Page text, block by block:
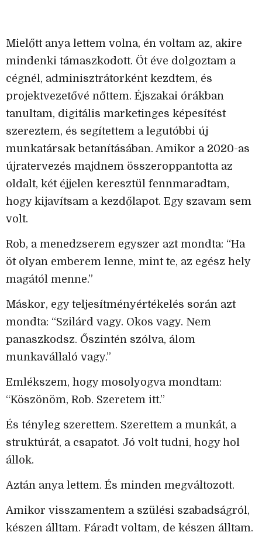
Mielőtt anya lettem volna, én voltam az, akire
mindenki támaszkodott. Öt éve dolgoztam a
cégnél, adminisztrátorként kezdtem, és
projektvezetővé nőttem. Éjszakai órákban
tanultam, digitális marketinges képesítést
szereztem, és segítettem a legutóbbi új
munkatársak betanításában. Amikor a 2020-as
újratervezés majdnem összeroppantotta az
oldalt, két éjjelen keresztül fennmaradtam,
hogy kijavítsam a kezdőlapot. Egy szavam sem
volt.
Rob, a menedzserem egyszer azt mondta: “Ha
öt olyan emberem lenne, mint te, az egész hely
magától menne.”
Máskor, egy teljesítményértékelés során azt
mondta: “Szilárd vagy. Okos vagy. Nem
panaszkodsz. Őszintén szólva, álom
munkavállaló vagy.”
Emlékszem, hogy mosolyogva mondtam:
“Köszönöm, Rob. Szeretem itt.”
És tényleg szerettem. Szerettem a munkát, a
struktúrát, a csapatot. Jó volt tudni, hogy hol
állok.
Aztán anya lettem. És minden megváltozott.
Amikor visszamentem a szülési szabadságról,
készen álltam. Fáradt voltam, de készen álltam.